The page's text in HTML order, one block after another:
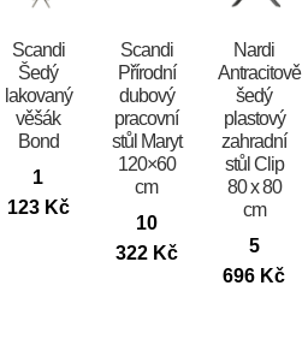
Scandi
Šedý
lakovaný
věšák
Bond
1
123 Kč
Scandi
Přírodní
dubový
pracovní
stůl Maryt
120×60
cm
10
322 Kč
Nardi
Antracitově
šedý
plastový
zahradní
stůl Clip
80 x 80
cm
5
696 Kč